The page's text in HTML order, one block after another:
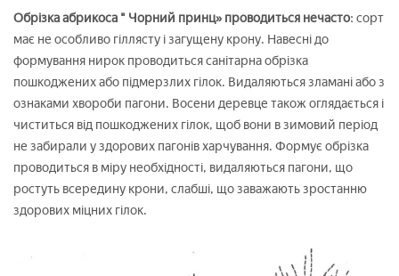
Обрізка абрикоса " Чорний принц» проводиться нечасто: сорт
має не особливо гіллясту і загущену крону. Навесні до
формування нирок проводиться санітарна обрізка
пошкоджених або підмерзлих гілок. Видаляються зламані або з
ознаками хвороби пагони. Восени деревце також оглядається і
чиститься від пошкоджених гілок, щоб вони в зимовий період
не забирали у здорових пагонів харчування. Формує обрізка
проводиться в міру необхідності, видаляються пагони, що
ростуть всередину крони, слабші, що заважають зростанню
здорових міцних гілок.